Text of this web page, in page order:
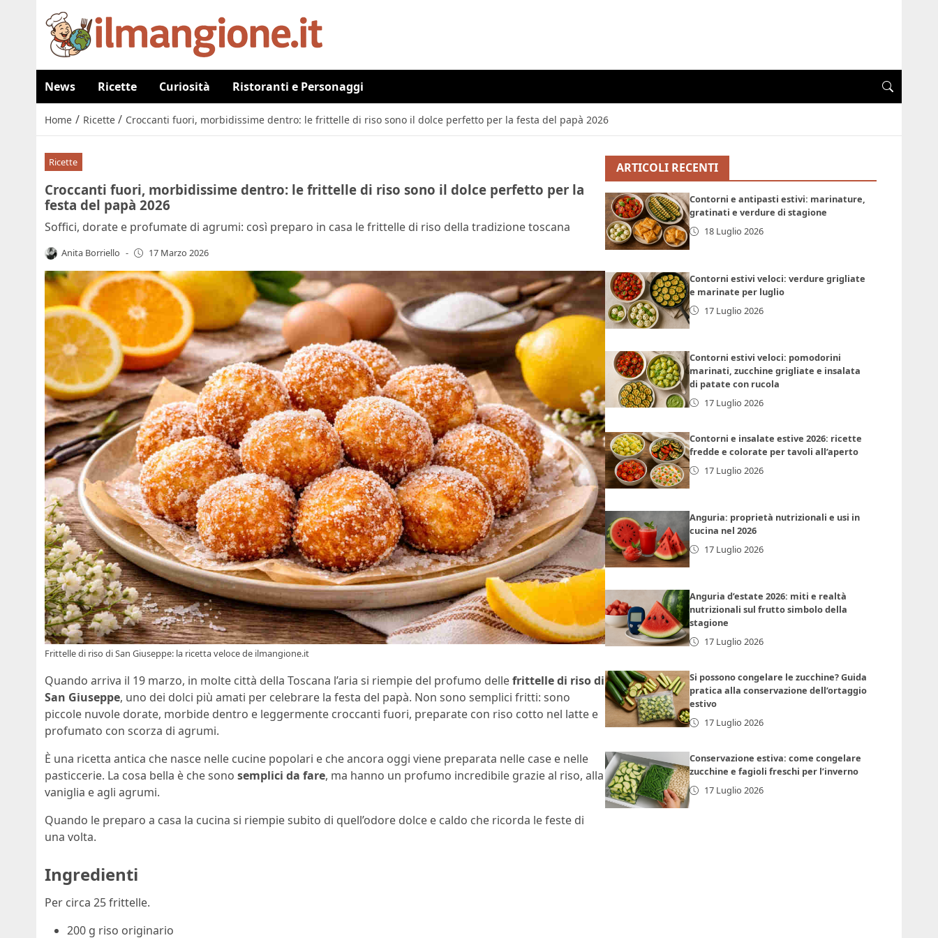
News Ricette Curiosità Ristoranti e Personaggi
Home / Ricette / Croccanti fuori, morbidissime dentro: le frittelle di riso sono il dolce perfetto per la festa del papà 2026
Ricette
Croccanti fuori, morbidissime dentro: le frittelle di riso sono il dolce perfetto per la
festa del papà 2026
Soffici, dorate e profumate di agrumi: così preparo in casa le frittelle di riso della tradizione toscana
Anita Borriello - 17 Marzo 2026
Frittelle di riso di San Giuseppe: la ricetta veloce de ilmangione.it
Quando arriva il 19 marzo, in molte città della Toscana l’aria si riempie del profumo dellefrittelle di riso di
San Giuseppe, uno dei dolci più amati per celebrare la festa del papà. Non sono semplici fritti: sono
piccole nuvole dorate, morbide dentro e leggermente croccanti fuori, preparate con riso cotto nel latte e
profumato con scorza di agrumi.
È una ricetta antica che nasce nelle cucine popolari e che ancora oggi viene preparata nelle case e nelle
pasticcerie. La cosa bella è che sono semplici da fare, ma hanno un profumo incredibile grazie al riso, alla
vaniglia e agli agrumi.
Quando le preparo a casa la cucina si riempie subito di quell’odore dolce e caldo che ricorda le feste di
una volta.
Ingredienti
Per circa 25 frittelle.
200 g riso originario
ARTICOLI RECENTI
Contorni e antipasti estivi: marinature,
gratinati e verdure di stagione
18 Luglio 2026
Contorni estivi veloci: verdure grigliate
e marinate per luglio
17 Luglio 2026
Contorni estivi veloci: pomodorini
marinati, zucchine grigliate e insalata
di patate con rucola
17 Luglio 2026
Contorni e insalate estive 2026: ricette
fredde e colorate per tavoli all’aperto
17 Luglio 2026
Anguria: proprietà nutrizionali e usi in
cucina nel 2026
17 Luglio 2026
Anguria d’estate 2026: miti e realtà
nutrizionali sul frutto simbolo della
stagione
17 Luglio 2026
Si possono congelare le zucchine? Guida
pratica alla conservazione dell’ortaggio
estivo
17 Luglio 2026
Conservazione estiva: come congelare
zucchine e fagioli freschi per l’inverno
17 Luglio 2026